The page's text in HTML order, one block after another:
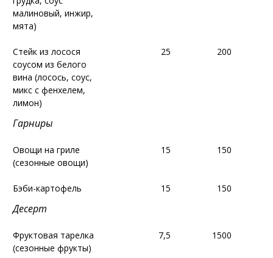
малиновый, инжир,
мята)
Стейк из лосося
соусом из белого
вина (лосось, соус,
микс с фенхелем,
лимон)
25 200
Гарниры
Овощи на гриле
(сезонные овощи)
15 150
Бэби-картофель 15 150
Десерт
Фруктовая тарелка
(сезонные фрукты)
7,5 1500
малиновый, инжир,
мята)
Стейк из лосося
соусом из белого
вина (лосось, соус,
микс с фенхелем,
лимон)
25 200
Гарниры
Овощи на гриле
(сезонные овощи)
15 150
Бэби-картофель 15 150
Десерт
Фруктовая тарелка
(сезонные фрукты)
7,5 1500